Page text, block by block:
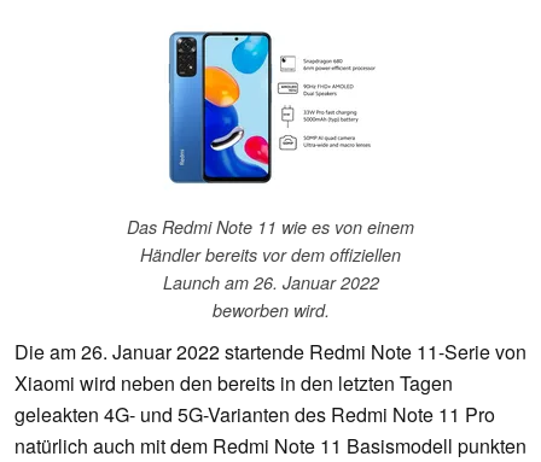
Das Redmi Note 11 wie es von einem
Händler bereits vor dem offiziellen
Launch am 26. Januar 2022
beworben wird.
Die am 26. Januar 2022 startende Redmi Note 11-Serie von
Xiaomi wird neben den bereits in den letzten Tagen
geleakten 4G- und 5G-Varianten des Redmi Note 11 Pro
natürlich auch mit dem Redmi Note 11 Basismodell punkten